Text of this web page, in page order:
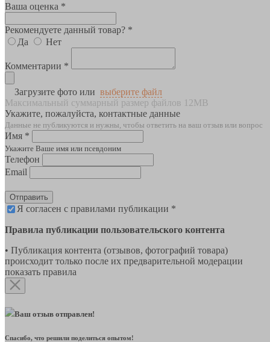
Ваша оценка *
Рекомендуете данный товар? *
Да
Нет
Комментарии *
Загрузите фото или выберите файл
Максимальный суммарный размер файлов 12MB
Укажите, пожалуйста, контактные данные
Данные не публикуются и нужны, чтобы ответить на ваш отзыв или вопрос
Имя *
Укажите Ваше имя или псевдоним
Телефон
Email
Отправить
Я согласен с правилами публикации *
Правила публикации пользовательского контента
• Публикация контента (отзывов, фотографий товара)
происходит только после их предварительной модерации
показать правила
Ваш отзыв отправлен!
Спасибо, что решили поделиться опытом!